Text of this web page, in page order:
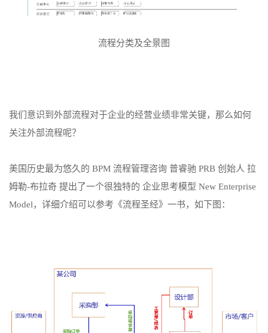
流程分类及全景图
我们意识到外部流程对于企业的经营业绩非常关键，那么如何
关注外部流程呢？
美国历史最为悠久的 BPM 流程管理咨询 普睿驰 PRB 创始人 拉
姆勒-布拉奇 提出了一个很独特的 企业思考模型 New Enterprise
Model，详细介绍可以参考《流程圣经》一书，如下图：